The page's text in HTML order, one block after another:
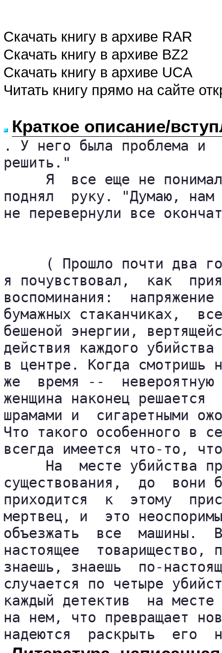
Скачать книгу в архиве RAR
Скачать книгу в архиве BZ2
Скачать книгу в архиве UCA
Читать книгу прямо на сайте
Краткое описание/
. У него была проблема и
решить."
Я  все еще не
поднял  руку. "Думаю, нам
не перевернули все
( Прошло почти два
я почувствовал,  как
воспоминания:
бумажных стаканчиках,
бешеной энергии,
действия каждого
в центре. Когда смотришь
же  время --  невероятную
женщина наконец
шрамами и  сигаретными
Что такого особенного в
всегда имеется что-то,
На  месте убийства
существования,  до  вони
приходится  к  этому
мертвец, и  это
объезжать  все  машины.
настоящее
знаешь, знаешь  по-
случается по четыре
каждый детектив  на
на нем, что превращает
надеются  раскрыть  его